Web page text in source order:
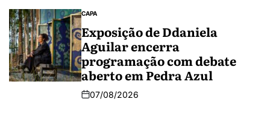
CAPA
Exposição de Ddaniela
Aguilar encerra
programação com debate
aberto em Pedra Azul
07/08/2026